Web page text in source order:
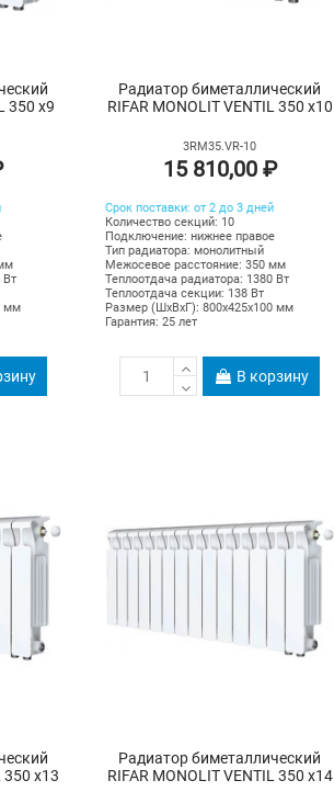
350 х9
Вт
мм
Радиатор биметаллический
RIFAR MONOLIT VENTIL 350 х10
3RM35.VR-10
15 810,00 ₽
Срок поставки: от 2 до 3 дней
Количество секций: 10
Подключение: нижнее правое
Тип радиатора: монолитный
Межосевое расстояние: 350 мм
Теплоотдача радиатора: 1380 Вт
Теплоотдача секции: 138 Вт
Размер (ШхВхГ): 800х425х100 мм
Гарантия: 25 лет
В корзину
350 х13
Радиатор биметаллический
RIFAR MONOLIT VENTIL 350 х14